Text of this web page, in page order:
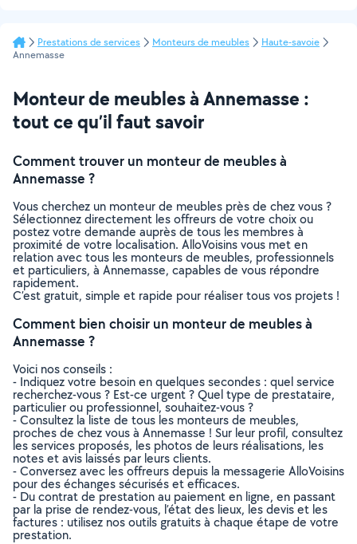
Prestations de services Monteurs de meubles
Haute-savoie
Annemasse
Monteur de meubles à Annemasse :
tout ce qu’il faut savoir
Comment trouver un monteur de meubles à
Annemasse ?
Vous cherchez un monteur de meubles près de chez vous ?
Sélectionnez directement les offreurs de votre choix ou
postez votre demande auprès de tous les membres à
proximité de votre localisation. AlloVoisins vous met en
relation avec tous les monteurs de meubles, professionnels
et particuliers, à Annemasse, capables de vous répondre
rapidement.
C’est gratuit, simple et rapide pour réaliser tous vos projets !
Comment bien choisir un monteur de meubles à
Annemasse ?
Voici nos conseils :
- Indiquez votre besoin en quelques secondes : quel service
recherchez-vous ? Est-ce urgent ? Quel type de prestataire,
particulier ou professionnel, souhaitez-vous ?
- Consultez la liste de tous les monteurs de meubles,
proches de chez vous à Annemasse ! Sur leur profil, consultez
les services proposés, les photos de leurs réalisations, les
notes et avis laissés par leurs clients.
- Conversez avec les offreurs depuis la messagerie AlloVoisins
pour des échanges sécurisés et efficaces.
- Du contrat de prestation au paiement en ligne, en passant
par la prise de rendez-vous, l’état des lieux, les devis et les
factures : utilisez nos outils gratuits à chaque étape de votre
prestation.